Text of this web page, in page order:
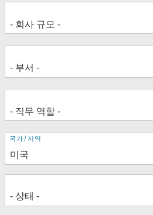
주
소
국가/지역